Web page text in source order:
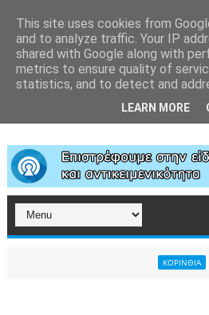
ΚΟΡΙΝΘΙΑ Η
This site uses cookies from
and to analyze traffic. Your IP
shared with Google along with
metrics to ensure quality of
statistics, and to detect and
LEARN MORE